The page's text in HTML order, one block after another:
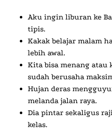
Aku ingin liburan ke
tipis.
Kakak belajar malam
lebih awal.
Kita bisa menang
sudah berusaha
Hujan deras
melanda jalan raya.
Dia pintar sekaligus
kelas.